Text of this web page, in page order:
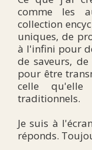
comme les
collection
uniques, de
à l'infini pour
de saveurs,
pour être
celle
traditionnels.
Je suis à
réponds.